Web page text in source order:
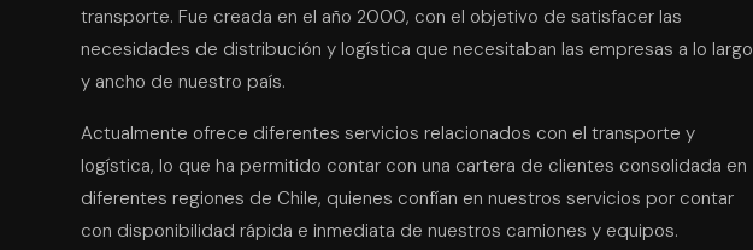
transporte. Fue creada en el año 2000, con el objetivo de satisfacer las
necesidades de distribución y logística que necesitaban las empresas a lo largo
y ancho de nuestro país.
Actualmente ofrece diferentes servicios relacionados con el transporte y
logística, lo que ha permitido contar con una cartera de clientes consolidada en
diferentes regiones de Chile, quienes confían en nuestros servicios por contar
con disponibilidad rápida e inmediata de nuestros camiones y equipos.